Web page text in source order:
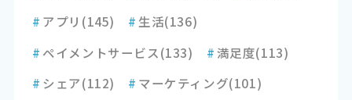
# アプリ (145) # 生活(136)
# ペイメントサービス(133) #満足度(113)
# シェア(112) # マーケティング(101)